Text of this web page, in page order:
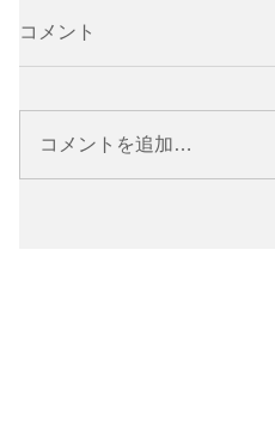
コメント
コメントを追加…